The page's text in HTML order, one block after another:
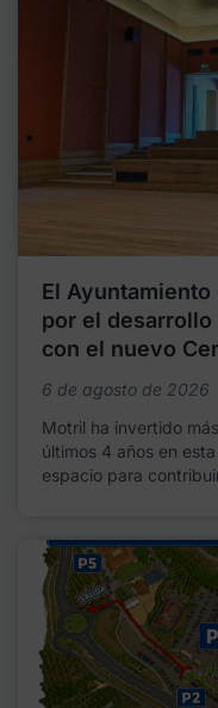
El
por el desarrollo
con el nuevo
6 de agosto de 2026
Motril ha invertido
últimos 4 años en
espacio para